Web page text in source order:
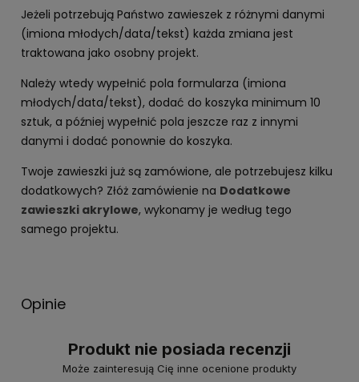
Jeżeli potrzebują Państwo zawieszek z różnymi danymi
(imiona młodych/data/tekst) każda zmiana jest
traktowana jako osobny projekt.
Należy wtedy wypełnić pola formularza (imiona
młodych/data/tekst), dodać do koszyka minimum 10
sztuk, a później wypełnić pola jeszcze raz z innymi
danymi i dodać ponownie do koszyka.
Twoje zawieszki już są zamówione, ale potrzebujesz kilku
dodatkowych? Złóż zamówienie na Dodatkowe
zawieszki akrylowe, wykonamy je według tego
samego projektu.
Opinie
Produkt nie posiada recenzji
Może zainteresują Cię inne ocenione produkty